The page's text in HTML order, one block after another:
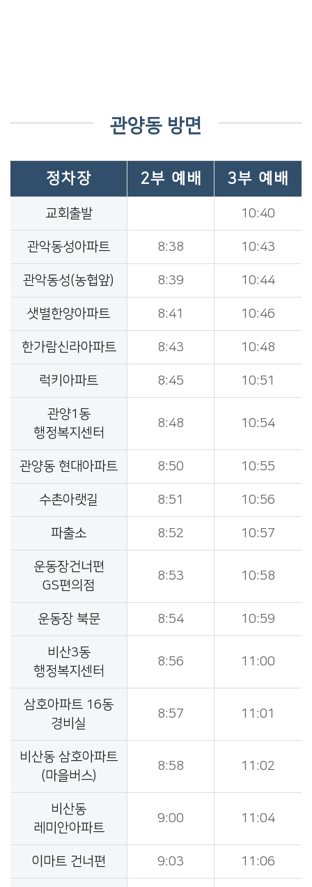
관양동 방면
정차장 2부 예배 3부 예배
교회출발 10:40
관악동성아파트 8:38 10:43
관악동성(농협앞) 8:39 10:44
샛별한양아파트 8:41 10:46
한가람신라아파트 8:43 10:48
럭키아파트 8:45 10:51
관양1동
행정복지센터
8:48 10:54
관양동 현대아파트 8:50 10:55
수촌아랫길 8:51 10:56
파출소 8:52 10:57
운동장건너편
GS편의점
8:53 10:58
운동장 북문 8:54 10:59
비산3동
행정복지센터
8:56 11:00
삼호아파트 16동
경비실
8:57 11:01
비산동 삼호아파트
(마을버스)
8:58 11:02
비산동
레미안아파트
9:00 11:04
이마트 건너편 9:03 11:06